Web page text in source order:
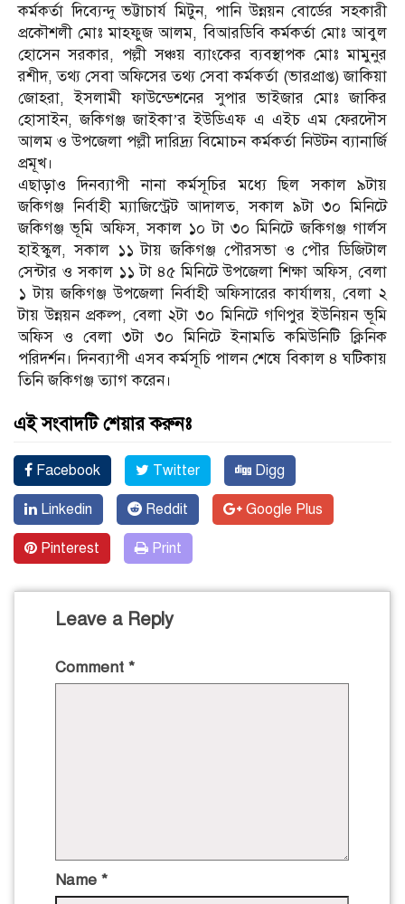
কর্মকর্তা দিব্যেন্দু ভট্টাচার্য মিটুন, পানি উন্নয়ন বোর্ডের সহকারী
প্রকৌশলী মোঃ মাহফুজ আলম, বিআরডিবি কর্মকর্তা মোঃ আবুল
হোসেন সরকার, পল্লী সঞ্চয় ব্যাংকের ব্যবস্থাপক মোঃ মামুনুর
রশীদ, তথ্য সেবা অফিসের তথ্য সেবা কর্মকর্তা (ভারপ্রাপ্ত) জাকিয়া
জোহরা, ইসলামী ফাউন্ডেশনের সুপার ভাইজার মোঃ জাকির
হোসাইন, জকিগঞ্জ জাইকা’র ইউডিএফ এ এইচ এম ফেরদৌস
আলম ও উপজেলা পল্লী দারিদ্র্য বিমোচন কর্মকর্তা নিউটন ব্যানার্জি
প্রমূখ।
এছাড়াও দিনব্যাপী নানা কর্মসূচির মধ্যে ছিল সকাল ৯টায়
জকিগঞ্জ নির্বাহী ম্যাজিস্ট্রেট আদালত, সকাল ৯টা ৩০ মিনিটে
জকিগঞ্জ ভূমি অফিস, সকাল ১০ টা ৩০ মিনিটে জকিগঞ্জ গার্লস
হাইস্কুল, সকাল ১১ টায় জকিগঞ্জ পৌরসভা ও পৌর ডিজিটাল
সেন্টার ও সকাল ১১ টা ৪৫ মিনিটে উপজেলা শিক্ষা অফিস, বেলা
১ টায় জকিগঞ্জ উপজেলা নির্বাহী অফিসারের কার্যালয়, বেলা ২
টায় উন্নয়ন প্রকল্প, বেলা ২টা ৩০ মিনিটে গণিপুর ইউনিয়ন ভূমি
অফিস ও বেলা ৩টা ৩০ মিনিটে ইনামতি কমিউনিটি ক্লিনিক
পরিদর্শন। দিনব্যাপী এসব কর্মসূচি পালন শেষে বিকাল ৪ ঘটিকায়
তিনি জকিগঞ্জ ত্যাগ করেন।
এই সংবাদটি শেয়ার করুনঃ
Facebook Twitter Digg
Linkedin Reddit Google Plus
Pinterest Print
Leave a Reply
Comment *
Name *